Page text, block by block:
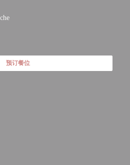
))
预订餐位
开))
口中打开))